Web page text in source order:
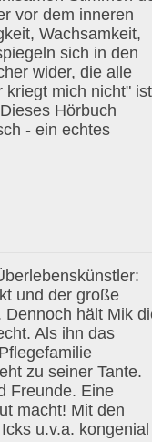
vor dem inneren
Wachsamkeit,
sich in den
wider, die alle
kriegt mich nicht" ist
Hörbuch
- ein echtes
und der große
Dennoch hält Mik
Als ihn das
zu seiner Tante.
Freunde. Eine
macht! Mit den
u.v.a. kongenial